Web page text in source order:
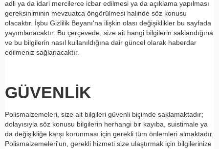
adli ya da idari mercilerce icbar edilmesi ya da açıklama yapılması
gereksiniminin mevzuatca öngörülmesi halinde söz konusu
olacaktır. İşbu Gizlilik Beyanı'na ilişkin olası değişiklikler bu sayfada
yayımlanacaktır. Bu çerçevede, size ait hangi bilgilerin saklandığına
ve bu bilgilerin nasıl kullanıldığına dair güncel olarak haberdar
edilmeniz sağlanacaktır.
GÜVENLİK
Polismalzemeleri, size ait bilgileri güvenli biçimde saklamaktadır;
dolayısıyla söz konusu bilgilerin herhangi bir kayıba, suistimale ya
da değişikliğe karşı korunması için gerekli tüm önlemleri almaktadır.
Polismalzemeleri'un, gerekli hizmeti size ulaştırmak için bilgilerinize